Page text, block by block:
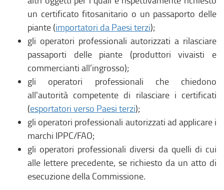
un certificato fitosanitario o un passaporto delle
piante (importatori da Paesi terzi);
gli operatori professionali autorizzati a rilasciare
passaporti delle piante (produttori vivaisti e
commercianti all’ingrosso);
gli operatori professionali che chiedono
all'autorità competente di rilasciare i certificati
(esportatori verso Paesi terzi);
gli operatori professionali autorizzati ad applicare i
marchi IPPC/FAO;
gli operatori professionali diversi da quelli di cui
alle lettere precedente, se richiesto da un atto di
esecuzione della Commissione.